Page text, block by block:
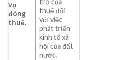
vụ
đóng
thuế.
trò của
thuế đối
với việc
phát triển
kinh tế xã
hội của đất
nước.